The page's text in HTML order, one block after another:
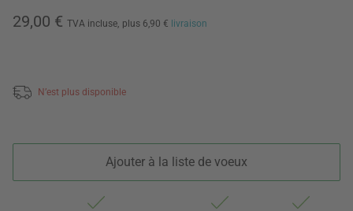
29,00 € TVA incluse, plus 6,90 € livraison
N’est plus disponible
Ajouter à la liste de voeux